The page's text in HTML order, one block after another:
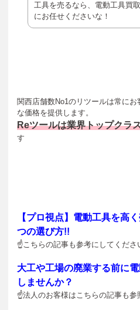
工具を売るなら、電動工具買
にお任せくださいな！
関西店舗数No1のリツールは常に
な価格を提供します。
Reツールは業界トップクラ
す
【プロ視点】電動工具を高
つの選び方!!
☝こちらの記事も参考にしてくださ
大工や工場の廃業する前に
しませんか？
☝法人のお客様はこちらの記事も参